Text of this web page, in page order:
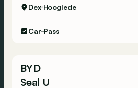
Dex Hooglede
Car-Pass
BYD
Seal U